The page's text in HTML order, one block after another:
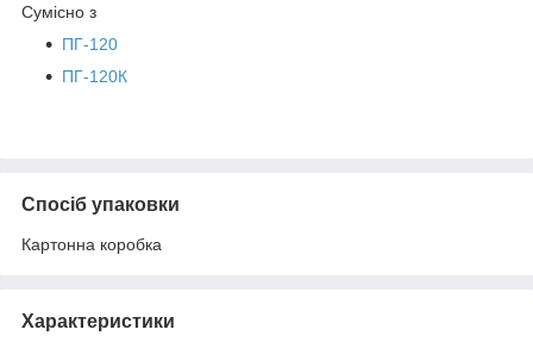
Сумісно з
ПГ-120
ПГ-120К
Спосіб упаковки
Картонна коробка
Характеристики